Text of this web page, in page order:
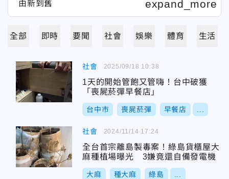
全部 即時 要聞 社會 娛樂 體育 生活
社會
1天的開始管飽又管嗨！台中破獲
「喪屍菸彈早餐店」
台中市 喪屍菸彈 早餐店
2025/09/18 10:38
社會
全台首宗離島製毒案！綠島貨櫃屋大
麻種植場曝光 3嫌竟還自備發電機
大麻 種大麻 綠島
2024/11/14 17:24